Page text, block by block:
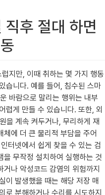
후 절대 하면
지만, 이때 취하는 몇 가지 행동
습니다. 예를 들어, 침수된 스마
바람으로 말리는 행위는 내부
렵게 만들 수 있습니다. 또한, 외
을 계속 켜두거나, 무리하게 재
에 더 큰 물리적 부담을 주어
터넷에서 쉽게 찾을 수 있는 검
무작정 설치하여 실행하는 것
나 악성코드 감염의 위험까지
이 발생했을 때는 해당 저장 매
로 분해하거나 수리를 시도하지